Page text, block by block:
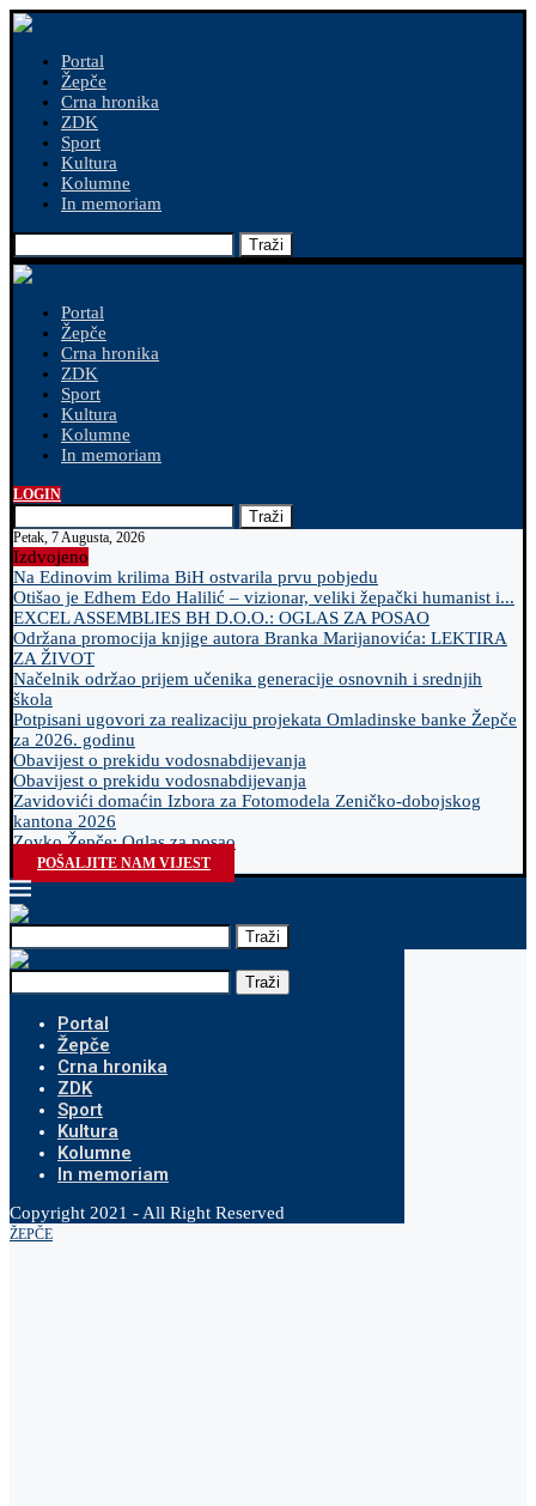
Portal
Žepče
Crna hronika
ZDK
Sport
Kultura
Kolumne
In memoriam
Traži
Portal
Žepče
Crna hronika
ZDK
Sport
Kultura
Kolumne
In memoriam
LOGIN
Traži
Petak, 7 Augusta, 2026
Izdvojeno
Na Edinovim krilima BiH ostvarila prvu pobjedu
Otišao je Edhem Edo Halilić – vizionar, veliki žepački humanist i...
EXCEL ASSEMBLIES BH D.O.O.: OGLAS ZA POSAO
Održana promocija knjige autora Branka Marijanovića: LEKTIRA
ZA ŽIVOT
Načelnik održao prijem učenika generacije osnovnih i srednjih
škola
Potpisani ugovori za realizaciju projekata Omladinske banke Žepče
za 2026. godinu
Obavijest o prekidu vodosnabdijevanja
Obavijest o prekidu vodosnabdijevanja
Zavidovići domaćin Izbora za Fotomodela Zeničko-dobojskog
kantona 2026
Zovko Žepče: Oglas za posao
POŠALJITE NAM VIJEST
Traži
Traži
Portal
Žepče
Crna hronika
ZDK
Sport
Kultura
Kolumne
In memoriam
Copyright 2021 - All Right Reserved
ŽEPČE